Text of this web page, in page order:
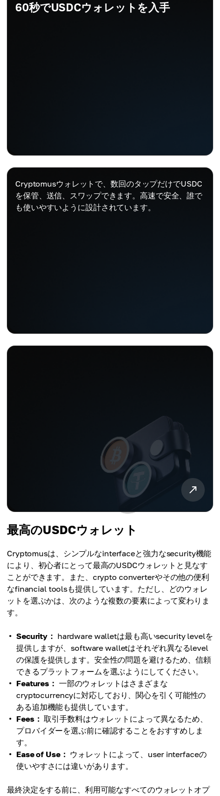
60秒でUSDCウォレットを入手
Cryptomusウォレットで、数回のタップだけでUSDC
を保管、送信、スワップできます。高速で安全、誰で
も使いやすいように設計されています。
最高のUSDCウォレット
Cryptomusは、シンプルなinterfaceと強力なsecurity機能
により、初心者にとって最高のUSDCウォレットと見なす
ことができます。また、crypto converterやその他の便利
なfinancial toolsも提供しています。ただし、どのウォレ
ットを選ぶかは、次のような複数の要素によって変わりま
す。
Security： hardware walletは最も高いsecurity levelを
提供しますが、software walletはそれぞれ異なるlevel
の保護を提供します。安全性の問題を避けるため、信頼
できるプラットフォームを選ぶようにしてください。
Features： 一部のウォレットはさまざまな
cryptocurrencyに対応しており、関心を引く可能性の
ある追加機能も提供しています。
Fees： 取引手数料はウォレットによって異なるため、
プロバイダーを選ぶ前に確認することをおすすめしま
す。
Ease of Use： ウォレットによって、user interfaceの
使いやすさには違いがあります。
最終決定をする前に、利用可能なすべてのウォレットオプ